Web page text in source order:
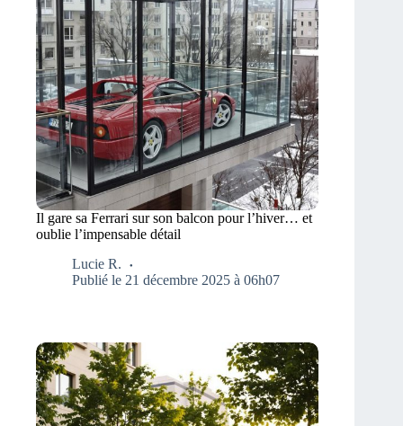
Il gare sa Ferrari sur son balcon pour l’hiver… et
oublie l’impensable détail
Lucie R.
Publié le 21 décembre 2025 à 06h07